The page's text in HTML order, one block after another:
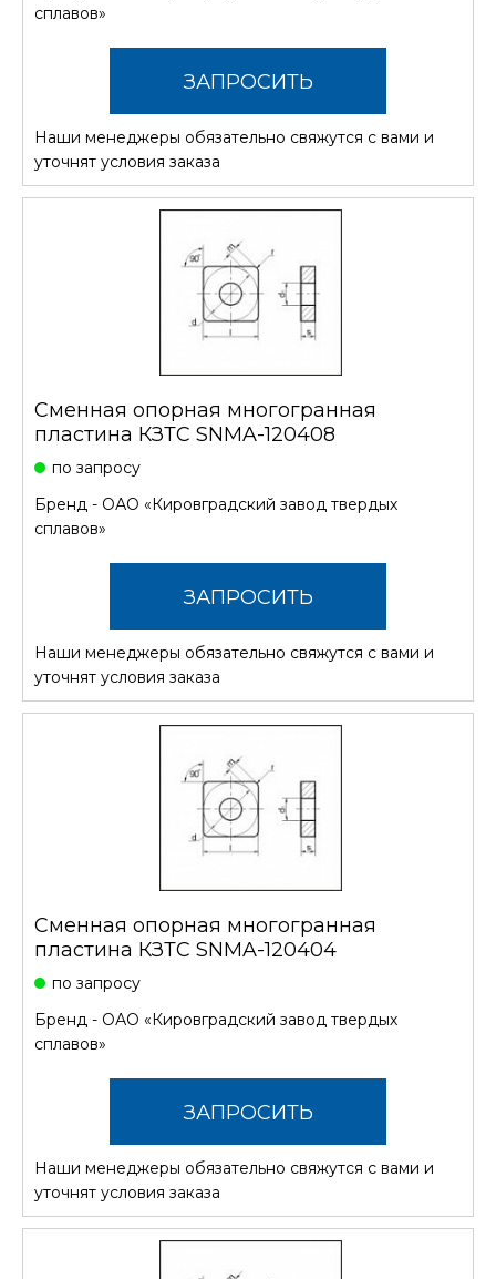
сплавов»
ЗАПРОСИТЬ
СТОИМОСТЬ
Наши менеджеры обязательно свяжутся с вами и
уточнят условия заказа
Сменная опорная многогранная
пластина КЗТС SNMA-120408
по запросу
Бренд - ОАО «Кировградский завод твердых
сплавов»
ЗАПРОСИТЬ
СТОИМОСТЬ
Наши менеджеры обязательно свяжутся с вами и
уточнят условия заказа
Сменная опорная многогранная
пластина КЗТС SNMA-120404
по запросу
Бренд - ОАО «Кировградский завод твердых
сплавов»
ЗАПРОСИТЬ
СТОИМОСТЬ
Наши менеджеры обязательно свяжутся с вами и
уточнят условия заказа